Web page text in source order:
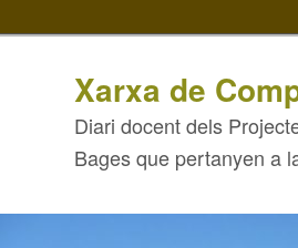
Xarxa de
Diari docent dels
Bages que pertanyen a